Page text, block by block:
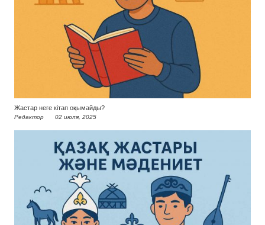
Жастар неге кітап оқымайды?
Редактор 02 июля, 2025